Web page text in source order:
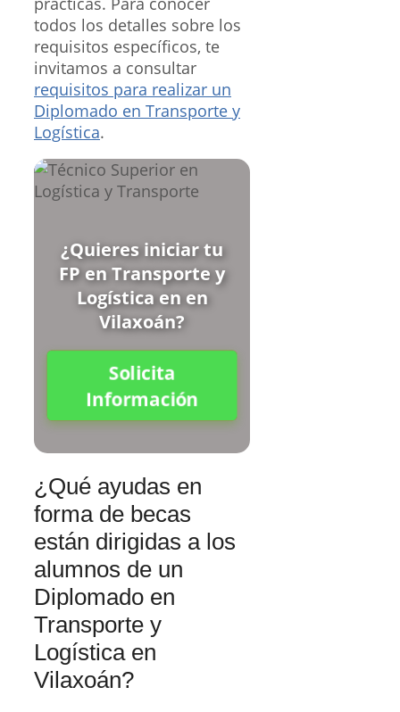
todos los detalles sobre los
requisitos específicos, te
invitamos a consultar
requisitos para realizar un
Diplomado en Transporte y
Logística.
¿Quieres iniciar tu
FP en Transporte y
Logística en en
Vilaxoán?
Solicita
Información
¿Qué ayudas en
forma de becas
están dirigidas a los
alumnos de un
Diplomado en
Transporte y
Logística en
Vilaxoán?